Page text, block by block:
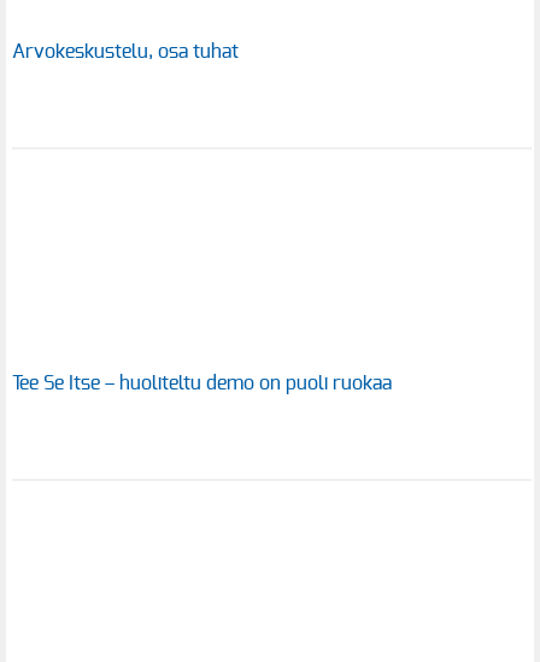
Arvokeskustelu, osa tuhat
Tee Se Itse – huoliteltu demo on puoli ruokaa